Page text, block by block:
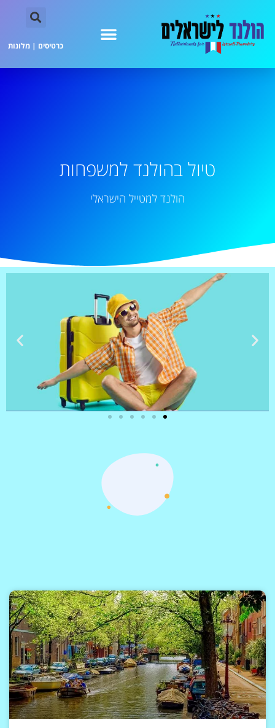
כרטיסים | מלונות
טיול בהולנד למשפחות
הולנד למטייל הישראלי